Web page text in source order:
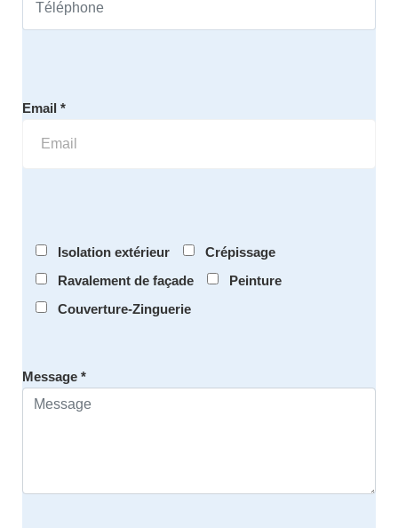
Email *
Isolation extérieur
Crépissage
Ravalement de façade
Peinture
Couverture-Zinguerie
Message *